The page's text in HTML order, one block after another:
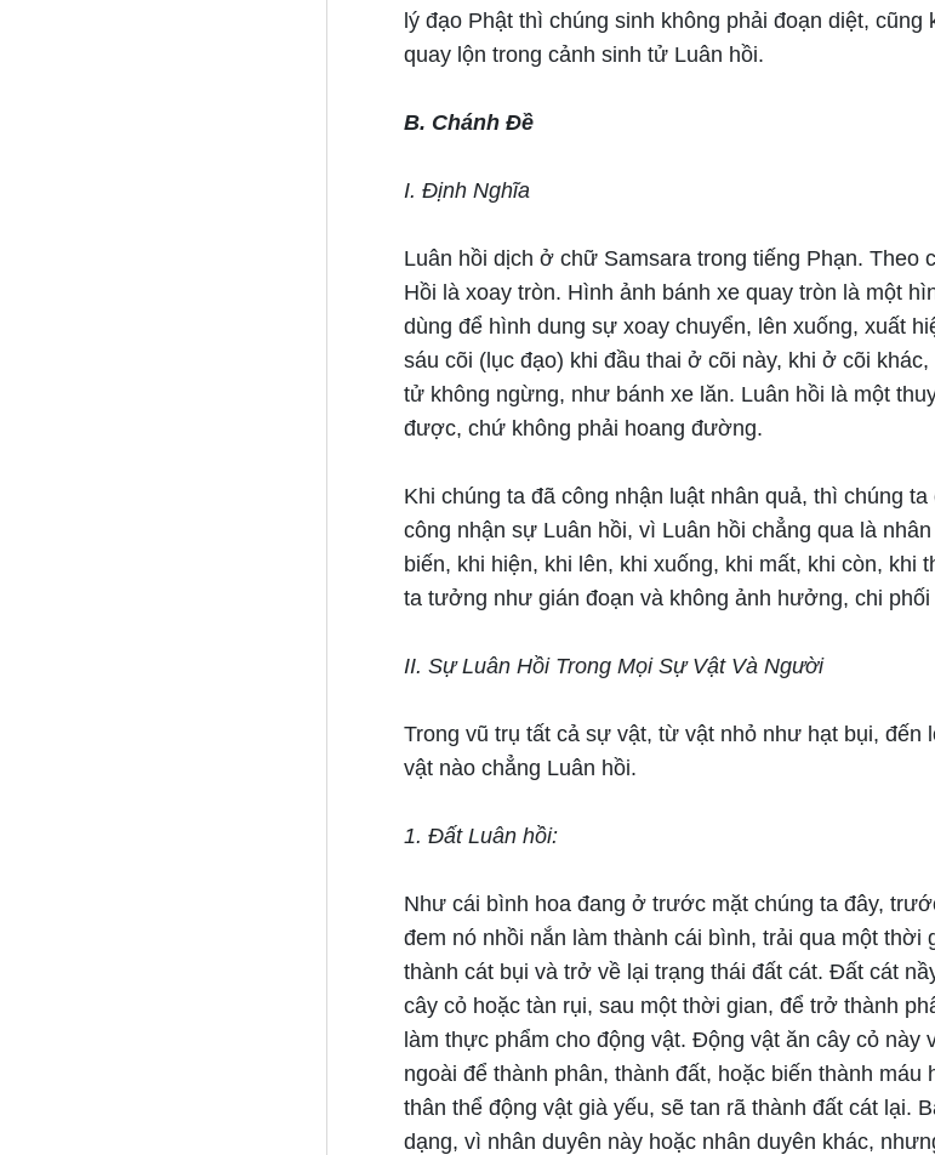
lý đạo Phật thì chúng sinh không phải đoạn diệt,
quay lộn trong cảnh sinh tử Luân hồi.
B. Chánh Đề
I. Định Nghĩa
Luân hồi dịch ở chữ Samsara trong tiếng Phạn. Theo
Hồi là xoay tròn. Hình ảnh bánh xe quay tròn là một
dùng để hình dung sự xoay chuyển, lên xuống, xuất
sáu cõi (lục đạo) khi đầu thai ở cõi này, khi ở cõi
tử không ngừng, như bánh xe lăn. Luân hồi là một
được, chứ không phải hoang đường.
Khi chúng ta đã công nhận luật nhân quả, thì chúng
công nhận sự Luân hồi, vì Luân hồi chẳng qua là
biến, khi hiện, khi lên, khi xuống, khi mất, khi còn, khi
ta tưởng như gián đoạn và không ảnh hưởng, chi phối
II. Sự Luân Hồi Trong Mọi Sự Vật Và Người
Trong vũ trụ tất cả sự vật, từ vật nhỏ như hạt bụi, đến
vật nào chẳng Luân hồi.
1. Đất Luân hồi:
Như cái bình hoa đang ở trước mặt chúng ta đây,
đem nó nhồi nắn làm thành cái bình, trải qua một thời
thành cát bụi và trở về lại trạng thái đất cát. Đất cát
cây cỏ hoặc tàn rụi, sau một thời gian, để trở thành
làm thực phẩm cho động vật. Động vật ăn cây cỏ này
ngoài để thành phân, thành đất, hoặc biến thành máu
thân thể động vật già yếu, sẽ tan rã thành đất cát lại.
dạng, vì nhân duyên này hoặc nhân duyên khác,